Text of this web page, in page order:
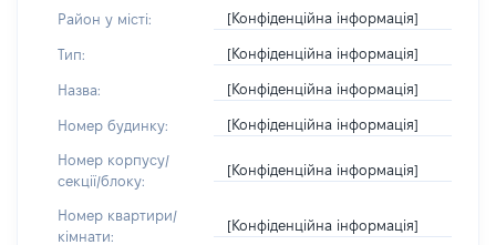
Район у місті: [Конфіденційна інформація]
Тип: [Конфіденційна інформація]
Назва: [Конфіденційна інформація]
Номер будинку: [Конфіденційна інформація]
Номер корпусу/
секції/блоку:
[Конфіденційна інформація]
Номер квартири/
кімнати:
[Конфіденційна інформація]